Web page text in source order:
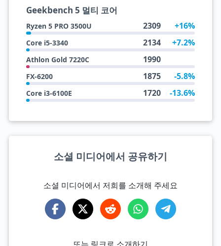
Geekbench 5 멀티 코어
Ryzen 5 PRO 3500U 2309 +16%
Core i5-3340 2134 +7.2%
Athlon Gold 7220C 1990
FX-6200 1875 -5.8%
Core i3-6100E 1720 -13.6%
소셜 미디어에서 공유하기
소셜 미디어에서 저희를 소개해 주세요